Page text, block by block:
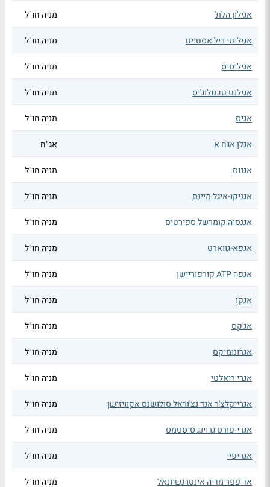
אגילון הלת' מניה חו"ל
אגיליטי ריל אסטייט מניה חו"ל
אגיליסיס מניה חו"ל
אגילנט טכנולוג'יס מניה חו"ל
אגיס מניה חו"ל
אגלן אגח א אג"ח
אגנוס מניה חו"ל
אגניקו-איגל מיינס מניה חו"ל
אגנסיה קומרשל ספירטיס מניה חו"ל
אגפא-גווארט מניה חו"ל
אגפה ATP קורפוריישן מניה חו"ל
אגקו מניה חו"ל
אג'קס מניה חו"ל
אגרונומיקס מניה חו"ל
אגרי ריאלטי מניה חו"ל
אגרייקלצ'ר אנד נצ'וראל סולושנס אקוויזישן מניה חו"ל
אגרי-פורס גרוינג סיסטמס מניה חו"ל
אגריפיי מניה חו"ל
אד פפר מדיה אינטרנשיונאל מניה חו"ל